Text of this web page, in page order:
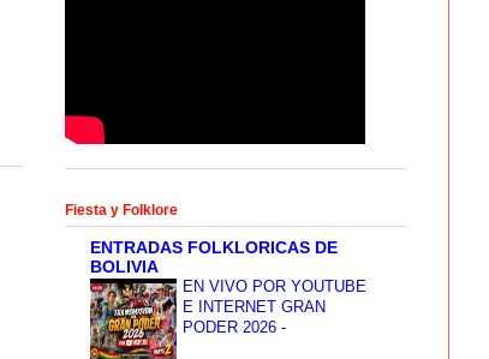
Fiesta y Folklore
ENTRADAS FOLKLORICAS DE
BOLIVIA
EN VIVO POR YOUTUBE
E INTERNET GRAN
PODER 2026 -